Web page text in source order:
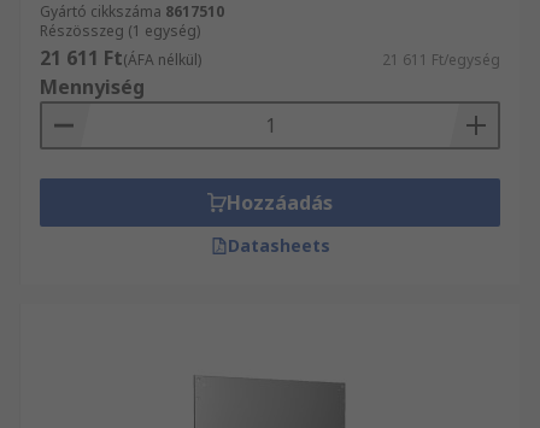
Gyártó cikkszáma 8617510
Részösszeg (1 egység)
21 611 Ft(ÁFA nélkül) 21 611 Ft/egység
Mennyiség
Hozzáadás
Datasheets